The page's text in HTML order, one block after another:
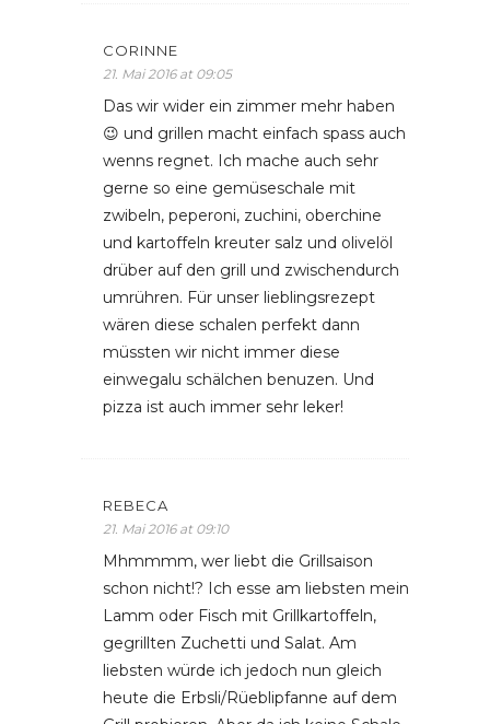
CORINNE
21. Mai 2016 at 09:05
Das wir wider ein zimmer mehr haben
😉 und grillen macht einfach spass auch
wenns regnet. Ich mache auch sehr
gerne so eine gemüseschale mit
zwibeln, peperoni, zuchini, oberchine
und kartoffeln kreuter salz und olivelöl
drüber auf den grill und zwischendurch
umrühren. Für unser lieblingsrezept
wären diese schalen perfekt dann
müssten wir nicht immer diese
einwegalu schälchen benuzen. Und
pizza ist auch immer sehr leker!
REBECA
21. Mai 2016 at 09:10
Mhmmmm, wer liebt die Grillsaison
schon nicht!? Ich esse am liebsten mein
Lamm oder Fisch mit Grillkartoffeln,
gegrillten Zuchetti und Salat. Am
liebsten würde ich jedoch nun gleich
heute die Erbsli/Rüeblipfanne auf dem